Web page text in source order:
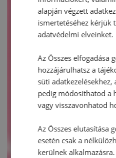
alapján végzett
ismertetéséhez kérjük
adatvédelmi elveinket.
Az Összes elfogadása
hozzájárulhatsz a
süti
pedig módosíthatod a
vagy visszavonhatod
Az Összes elutasítása
esetén csak a
kerülnek